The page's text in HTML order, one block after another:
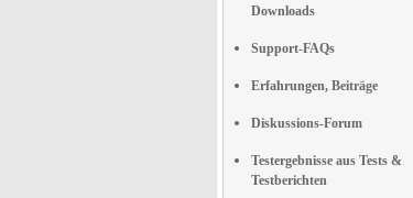
Downloads
Support-FAQs
Erfahrungen, Beiträge
Diskussions-Forum
Testergebnisse aus Tests &
Testberichten